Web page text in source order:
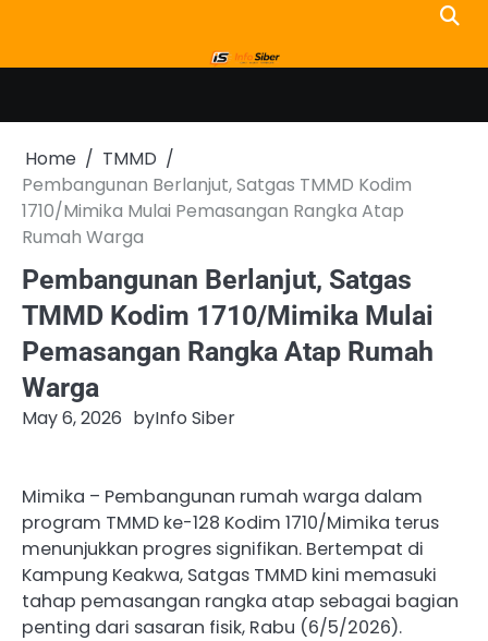
content
Home
TMMD
Pembangunan Berlanjut, Satgas TMMD Kodim
1710/Mimika Mulai Pemasangan Rangka Atap
Rumah Warga
Pembangunan Berlanjut, Satgas
TMMD Kodim 1710/Mimika Mulai
Pemasangan Rangka Atap Rumah
Warga
May 6, 2026 byInfo Siber
Mimika – Pembangunan rumah warga dalam
program TMMD ke-128 Kodim 1710/Mimika terus
menunjukkan progres signifikan. Bertempat di
Kampung Keakwa, Satgas TMMD kini memasuki
tahap pemasangan rangka atap sebagai bagian
penting dari sasaran fisik, Rabu (6/5/2026).